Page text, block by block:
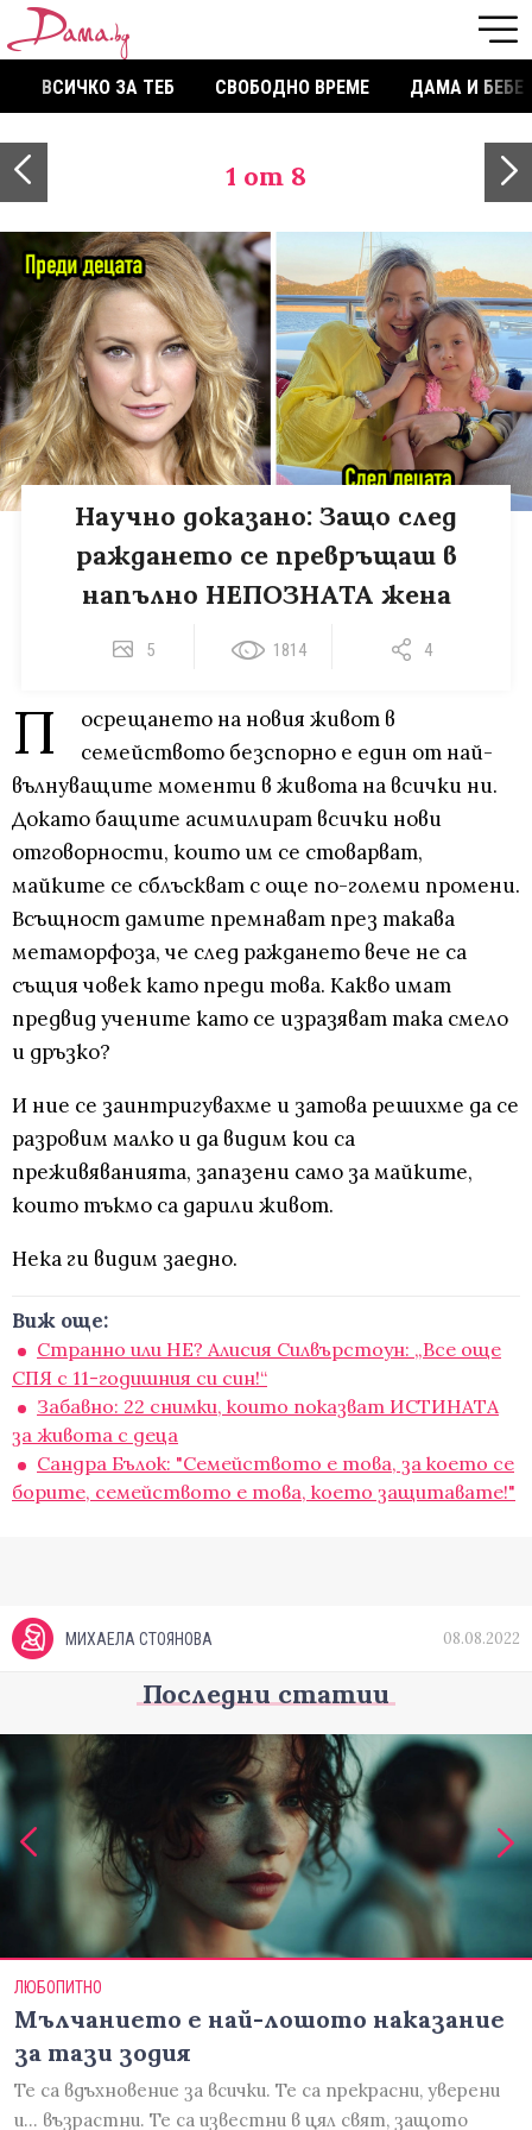
ВСИЧКО ЗА ТЕБ СВОБОДНО ВРЕМЕ ДАМА И БЕБЕ
1 от 8
Научно доказано: Защо след
раждането се превръщаш в
напълно НЕПОЗНАТА жена
5 1814 4
П
осрещането на новия живот в
семейството безспорно е един от най-
вълнуващите моменти в живота на всички ни.
Докато бащите асимилират всички нови
отговорности, които им се стоварват,
майките се сблъскват с още по-големи промени.
Всъщност дамите премнават през такава
метаморфоза, че след раждането вече не са
същия човек като преди това. Какво имат
предвид учените като се изразяват така смело
и дръзко?
И ние се заинтригувахме и затова решихме да се
разровим малко и да видим кои са
преживяванията, запазени само за майките,
които тъкмо са дарили живот.
Нека ги видим заедно.
Виж още:
Странно или НЕ? Алисия Силвърстоун: „Все още
СПЯ с 11-годишния си син!“
Забавно: 22 снимки, които показват ИСТИНАТА
за живота с деца
Сандра Бълок: "Семейството е това, за което се
борите, семейството е това, което защитавате!"
МИХАЕЛА СТОЯНОВА 08.08.2022
Последни статии
ЛЮБОПИТНО
Мълчанието е най-лошото наказание
за тази зодия
Те са вдъхновение за всички. Те са прекрасни, уверени
и... възрастни. Те са известни в цял свят, защото